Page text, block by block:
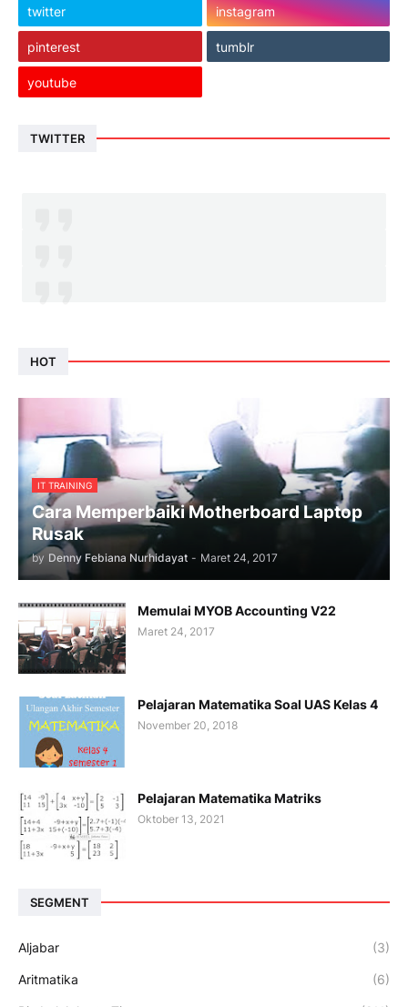
twitter instagram
pinterest tumblr
youtube
TWITTER
HOT
IT TRAINING
Cara Memperbaiki Motherboard Laptop
Rusak
by Denny Febiana Nurhidayat - Maret 24, 2017
Memulai MYOB Accounting V22
Maret 24, 2017
Pelajaran Matematika Soal UAS Kelas 4
November 20, 2018
Pelajaran Matematika Matriks
Oktober 13, 2021
SEGMENT
Aljabar (3)
Aritmatika (6)